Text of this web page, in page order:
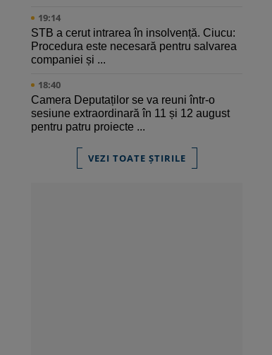
19:14
STB a cerut intrarea în insolvență. Ciucu:
Procedura este necesară pentru salvarea
companiei și ...
18:40
Camera Deputaților se va reuni într-o
sesiune extraordinară în 11 și 12 august
pentru patru proiecte ...
VEZI TOATE ȘTIRILE